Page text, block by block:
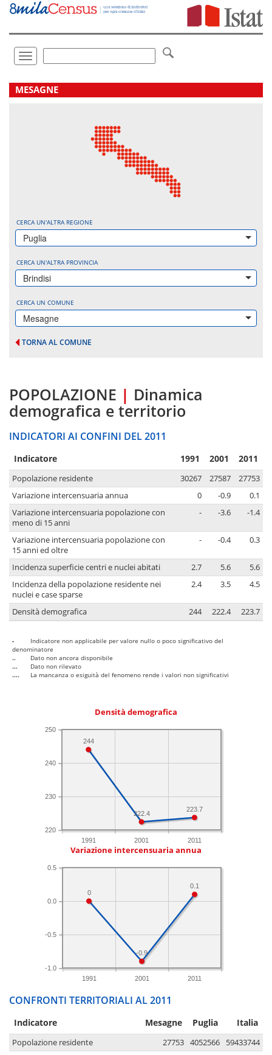
Vai
direttamente
Toggle
navigation
.
MESAGNE
CERCA UN'ALTRA REGIONE
Puglia
CERCA UN'ALTRA PROVINCIA
Brindisi
CERCA UN COMUNE
Mesagne
TORNA AL COMUNE
POPOLAZIONE | Dinamica
demografica e territorio
INDICATORI AI CONFINI DEL 2011
Indicatore 1991 2001 2011
Popolazione residente 30267 27587
27753
Variazione intercensuaria annua
0 -0.9
0.1
Variazione intercensuaria popolazione con
meno di 15 anni
- -3.6 -1.4
Variazione intercensuaria popolazione con
15 anni ed oltre
- -0.4 0.3
Incidenza superficie centri e nuclei abitati 2.7 5.6
5.6
Incidenza della popolazione residente nei
nuclei e case sparse
2.4 3.5 4.5
Densità demografica 244 222.4 223.7
-
Indicatore non applicabile per valore nullo o poco significativo del
denominatore
..
Dato non ancora disponibile
...
Dato non rilevato
....
La mancanza o esiguità del fenomeno rende i valori non significativi
Densità demografica
1991 2001 2011
220
230
240
250
223.7
222.4
244
Variazione intercensuaria annua
1991 2001 2011
-1.0
-0.5
0.0
0.5
0.1
-0.9
0
CONFRONTI TERRITORIALI AL 2011
Indicatore Mesagne Puglia Italia
Popolazione residente 27753 4052566
59433744